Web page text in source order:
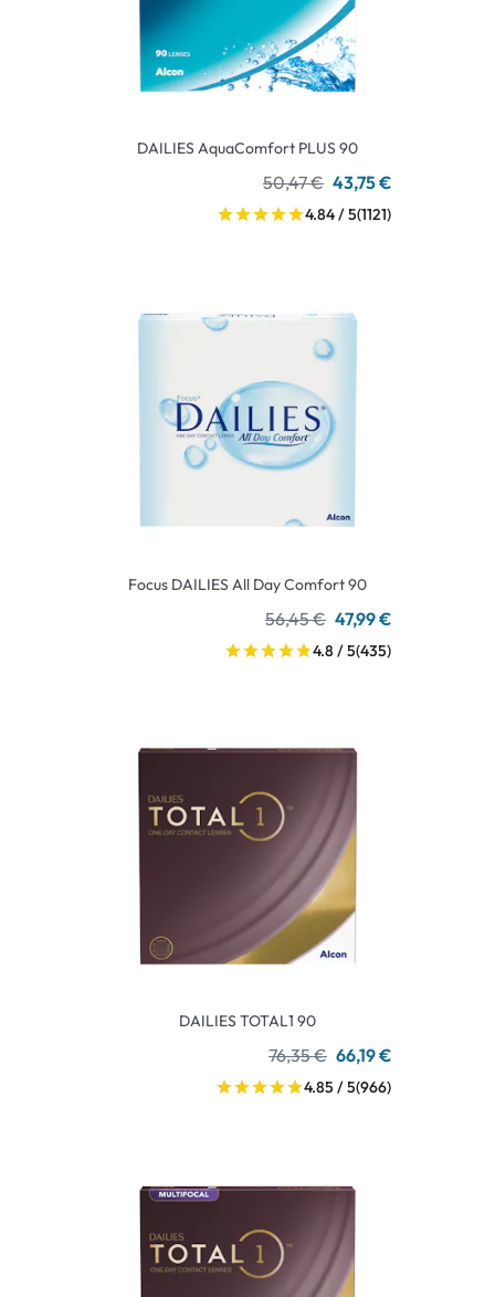
DAILIES AquaComfort PLUS 90
50,47 € 43,75 €
4.84 / 5(1121)
Focus DAILIES All Day Comfort 90
56,45 € 47,99 €
4.8 / 5(435)
DAILIES TOTAL1 90
76,35 € 66,19 €
4.85 / 5(966)